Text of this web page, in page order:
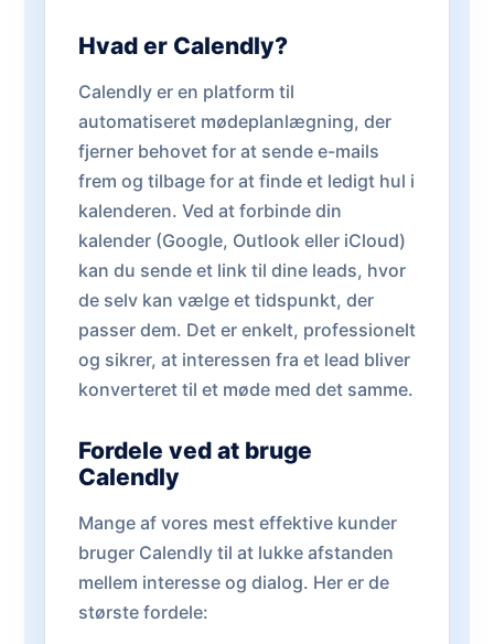
Hvad er Calendly?
Calendly er en platform til
automatiseret mødeplanlægning, der
fjerner behovet for at sende e-mails
frem og tilbage for at finde et ledigt hul i
kalenderen. Ved at forbinde din
kalender (Google, Outlook eller iCloud)
kan du sende et link til dine leads, hvor
de selv kan vælge et tidspunkt, der
passer dem. Det er enkelt, professionelt
og sikrer, at interessen fra et lead bliver
konverteret til et møde med det samme.
Fordele ved at bruge
Calendly
Mange af vores mest effektive kunder
bruger Calendly til at lukke afstanden
mellem interesse og dialog. Her er de
største fordele: